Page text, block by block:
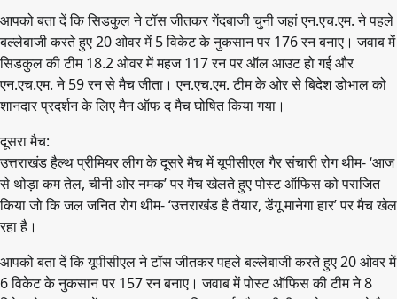
आपको बता दें कि सिडकुल ने टॉस जीतकर गेंदबाजी चुनी जहां एन.एच.एम. ने पहले
बल्लेबाजी करते हुए 20 ओवर में 5 विकेट के नुकसान पर 176 रन बनाए। जवाब में
सिडकुल की टीम 18.2 ओवर में महज 117 रन पर ऑल आउट हो गई और
एन.एच.एम. ने 59 रन से मैच जीता। एन.एच.एम. टीम के ओर से बिदेश डोभाल को
शानदार प्रदर्शन के लिए मैन ऑफ द मैच घोषित किया गया।
दूसरा मैच:
उत्तराखंड हैल्थ प्रीमियर लीग के दूसरे मैच में यूपीसीएल गैर संचारी रोग थीम- ‘आज
से थोड़ा कम तेल, चीनी ओर नमक’ पर मैच खेलते हुए पोस्ट ऑफिस को पराजित
किया जो कि जल जनित रोग थीम- ‘उत्तराखंड है तैयार, डेंगू मानेगा हार’ पर मैच खेल
रहा है।
आपको बता दें कि यूपीसीएल ने टॉस जीतकर पहले बल्लेबाजी करते हुए 20 ओवर में
6 विकेट के नुकसान पर 157 रन बनाए। जवाब में पोस्ट ऑफिस की टीम ने 8